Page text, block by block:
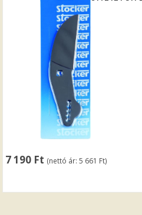
7 190 Ft (nettó ár:5 661 Ft)